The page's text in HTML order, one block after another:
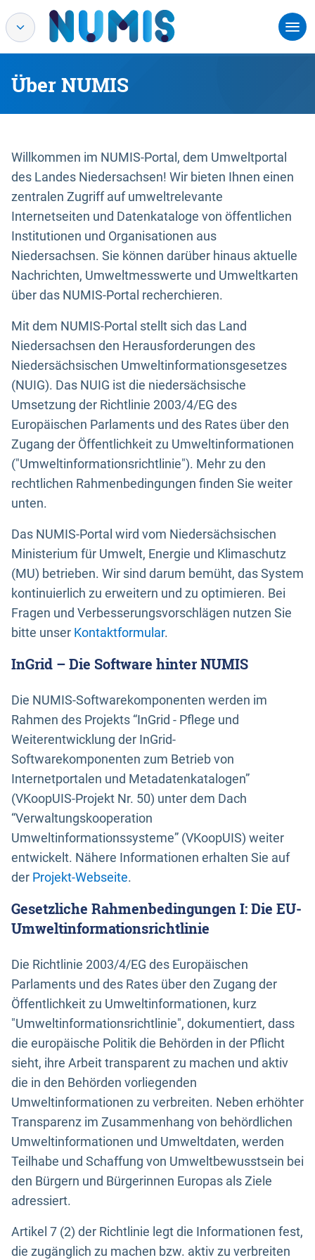
Über NUMIS
Willkommen im NUMIS-Portal, dem Umweltportal
des Landes Niedersachsen! Wir bieten Ihnen einen
zentralen Zugriff auf umweltrelevante
Internetseiten und Datenkataloge von öffentlichen
Institutionen und Organisationen aus
Niedersachsen. Sie können darüber hinaus aktuelle
Nachrichten, Umweltmesswerte und Umweltkarten
über das NUMIS-Portal recherchieren.
Mit dem NUMIS-Portal stellt sich das Land
Niedersachsen den Herausforderungen des
Niedersächsischen Umweltinformationsgesetzes
(NUIG). Das NUIG ist die niedersächsische
Umsetzung der Richtlinie 2003/4/EG des
Europäischen Parlaments und des Rates über den
Zugang der Öffentlichkeit zu Umweltinformationen
("Umweltinformationsrichtlinie"). Mehr zu den
rechtlichen Rahmenbedingungen finden Sie weiter
unten.
Das NUMIS-Portal wird vom Niedersächsischen
Ministerium für Umwelt, Energie und Klimaschutz
(MU) betrieben. Wir sind darum bemüht, das System
kontinuierlich zu erweitern und zu optimieren. Bei
Fragen und Verbesserungsvorschlägen nutzen Sie
bitte unser Kontaktformular.
InGrid – Die Software hinter NUMIS
Die NUMIS-Softwarekomponenten werden im
Rahmen des Projekts “InGrid - Pflege und
Weiterentwicklung der InGrid-
Softwarekomponenten zum Betrieb von
Internetportalen und Metadatenkatalogen”
(VKoopUIS-Projekt Nr. 50) unter dem Dach
“Verwaltungskooperation
Umweltinformationssysteme” (VKoopUIS) weiter
entwickelt. Nähere Informationen erhalten Sie auf
der Projekt-Webseite.
Gesetzliche Rahmenbedingungen I: Die EU-
Umweltinformationsrichtlinie
Die Richtlinie 2003/4/EG des Europäischen
Parlaments und des Rates über den Zugang der
Öffentlichkeit zu Umweltinformationen, kurz
"Umweltinformationsrichtlinie", dokumentiert, dass
die europäische Politik die Behörden in der Pflicht
sieht, ihre Arbeit transparent zu machen und aktiv
die in den Behörden vorliegenden
Umweltinformationen zu verbreiten. Neben erhöhter
Transparenz im Zusammenhang von behördlichen
Umweltinformationen und Umweltdaten, werden
Teilhabe und Schaffung von Umweltbewusstsein bei
den Bürgern und Bürgerinnen Europas als Ziele
adressiert.
Artikel 7 (2) der Richtlinie legt die Informationen fest,
die zugänglich zu machen bzw. aktiv zu verbreiten